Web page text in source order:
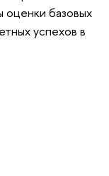
оценки базовых
успехов в